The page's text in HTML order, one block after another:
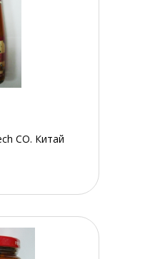
CO. Китай